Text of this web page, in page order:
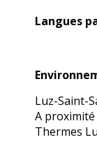
Langues
Langues
Luz-Saint-
A proximité
Thermes